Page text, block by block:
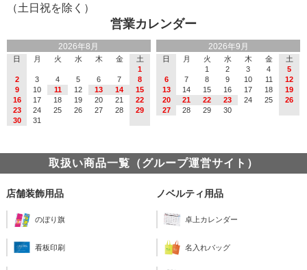
営業カレンダー
2026年8月
日 月 火 水 木 金
土
1
2
3 4 5 6 7
8
9
10 11 12 13 14
15
16
17 18 19 20 21
22
23
24 25 26 27 28
29
30
31
2026年9月
日 月 火 水 木 金
土
1
2 3 4
5
6
7 8 9 10 11
12
13
14 15 16 17 18
19
20
21 22 23 24 25
26
27
28 29 30
（土日祝を除く）
取扱い商品一覧（グループ運営サイト）
店舗装飾用品
のぼり旗
看板印刷
ノベルティ用品
卓上カレンダー
名入れバッグ